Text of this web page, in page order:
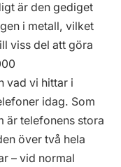
är den gediget
i metall, vilket
viss del att göra
vad vi hittar i
idag. Som
är telefonens stora
över två hela
– vid normal